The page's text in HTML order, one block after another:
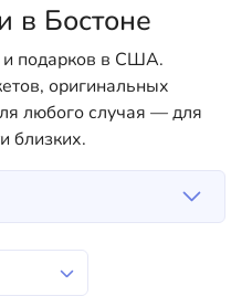
жизни в США. Мы
решения как для
лиц, чтобы
более комфортной и
консультаций до
есть всё
начала вашей новой
в Бостоне
подарков в США.
оригинальных
любого случая — для
близких.